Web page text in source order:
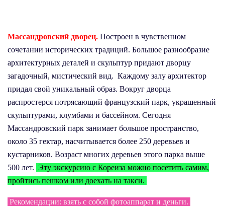
Массандровский дворец. Построен в чувственном
сочетании исторических традиций. Большое разнообразие
архитектурных деталей и скульптур придают дворцу
загадочный, мистический вид. Каждому залу архитектор
придал свой уникальный образ. Вокруг дворца
распростерся потрясающий французский парк, украшенный
скульптурами, клумбами и бассейном. Сегодня
Массандровский парк занимает большое пространство,
около 35 гектар, насчитывается более 250 деревьев и
кустарников. Возраст многих деревьев этого парка выше
500 лет. Эту экскурсию с Кореиза можно посетить самим,
пройтись пешком или доехать на такси.
Рекомендации: взять с собой фотоаппарат и деньги.